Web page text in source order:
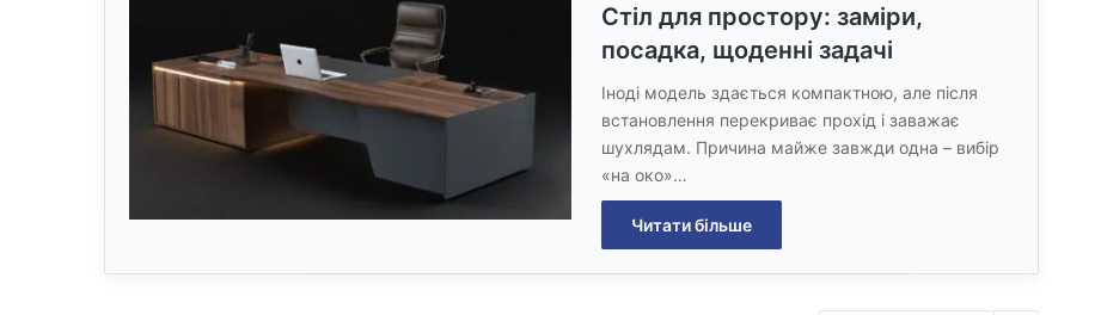
Стіл для простору: заміри,
посадка, щоденні задачі
Іноді модель здається компактною, але після
встановлення перекриває прохід і заважає
шухлядам. Причина майже завжди одна – вибір
«на око»…
Читати більше